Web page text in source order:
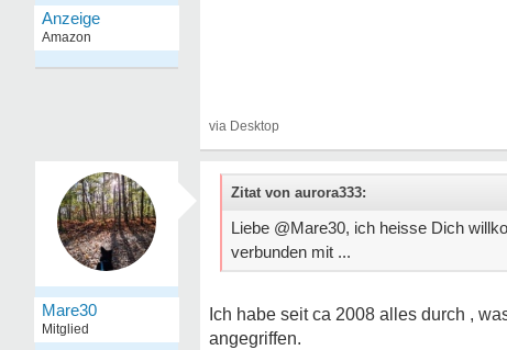
Mare30
Mitglied
Zitat von aurora333:
Liebe @Mare30, ich heisse Dich
verbunden mit ...
Ich habe seit ca 2008 alles durch ,
angegriffen.